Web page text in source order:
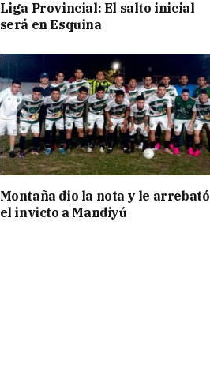
Liga Provincial: El salto inicial
será en Esquina
Montaña dio la nota y le arrebató
el invicto a Mandiyú